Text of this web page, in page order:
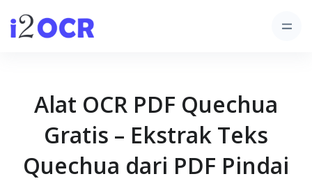
Alat OCR PDF Quechua
Gratis – Ekstrak Teks
Quechua dari PDF Pindai